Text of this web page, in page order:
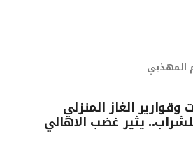
المهذبي
الغاز المنزلي
يثير غضب الاهالي